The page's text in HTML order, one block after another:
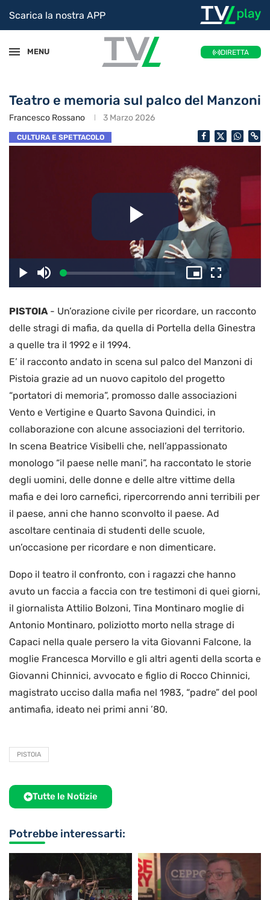
Scarica la nostra APP
MENU DIRETTA
Teatro e memoria sul palco del Manzoni
Francesco Rossano 3 Marzo 2026
CULTURA E SPETTACOLO
il
video
PlayDisattiva
l’audio
Caricato:
2.88%
Picture-
in-
Schermo
intero
PISTOIA- Un’orazione civile per ricordare, un racconto
delle stragi di mafia, da quella di Portella della Ginestra
a quelle tra il 1992 e il 1994.
E’ il racconto andato in scena sul palco del Manzoni di
Pistoia grazie ad un nuovo capitolo del progetto
“portatori di memoria”, promosso dalle associazioni
Vento e Vertigine e Quarto Savona Quindici, in
collaborazione con alcune associazioni del territorio.
In scena Beatrice Visibelli che, nell’appassionato
monologo “il paese nelle mani”, ha raccontato le storie
degli uomini, delle donne e delle altre vittime della
mafia e dei loro carnefici, ripercorrendo anni terribili per
il paese, anni che hanno sconvolto il paese. Ad
ascoltare centinaia di studenti delle scuole,
un’occasione per ricordare e non dimenticare.
Dopo il teatro il confronto, con i ragazzi che hanno
avuto un faccia a faccia con tre testimoni di quei giorni,
il giornalista Attilio Bolzoni, Tina Montinaro moglie di
Antonio Montinaro, poliziotto morto nella strage di
Capaci nella quale persero la vita Giovanni Falcone, la
moglie Francesca Morvillo e gli altri agenti della scorta e
Giovanni Chinnici, avvocato e figlio di Rocco Chinnici,
magistrato ucciso dalla mafia nel 1983, “padre” del pool
antimafia, ideato nei primi anni ’80.
PISTOIA
Tutte le Notizie
Potrebbe interessarti: